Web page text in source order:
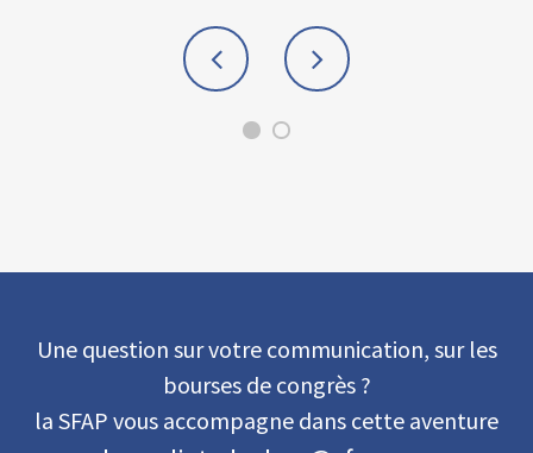
Une question sur votre communication, sur les
bourses de congrès ?
la SFAP vous accompagne dans cette aventure